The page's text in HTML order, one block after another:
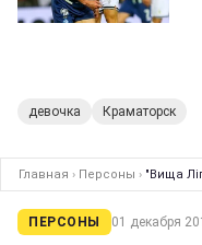
девочка Краматорск
Главная › Персоны › "Вища
ПЕРСОНЫ 01 декабря